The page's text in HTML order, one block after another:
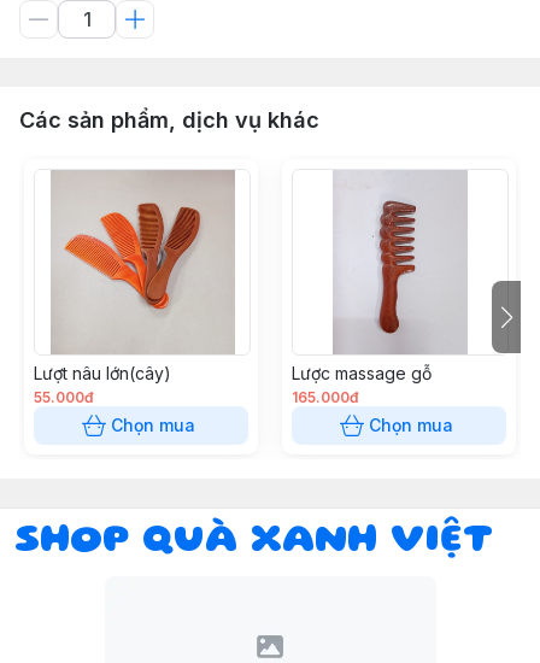
Các sản phẩm, dịch vụ khác
Lượt nâu lớn(cây)
55.000đ
Chọn mua
Lược massage gỗ
165.000đ
Chọn mua
SHOP QUÀ XANH VIỆT